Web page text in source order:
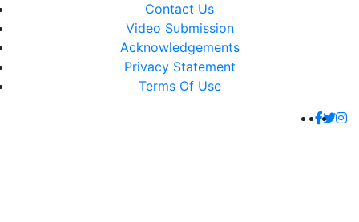
Contact Us
Video Submission
Acknowledgements
Privacy Statement
Terms Of Use